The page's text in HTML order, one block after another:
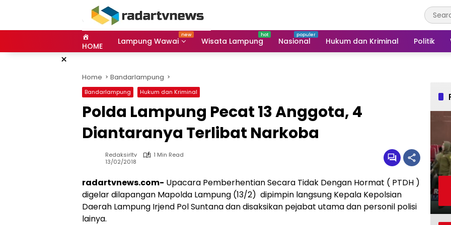
HOME Lampung Wawai Wisata Lampung Nasional Hukum dan Kriminal Politik
×
Home Bandarlampung
Bandarlampung Hukum dan Kriminal
Polda Lampung Pecat 13 Anggota, 4
Diantaranya Terlibat Narkoba
Redaksirltv
1 Min Read
13/02/2018
radartvnews.com- Upacara Pemberhentian Secara Tidak Dengan Hormat ( PTDH )
digelar dilapangan Mapolda Lampung (13/2) dipimpin langsung Kepala Kepolsian
Daerah Lampung Irjend Pol Suntana dan disaksikan pejabat utama dan personil polisi
lainya.